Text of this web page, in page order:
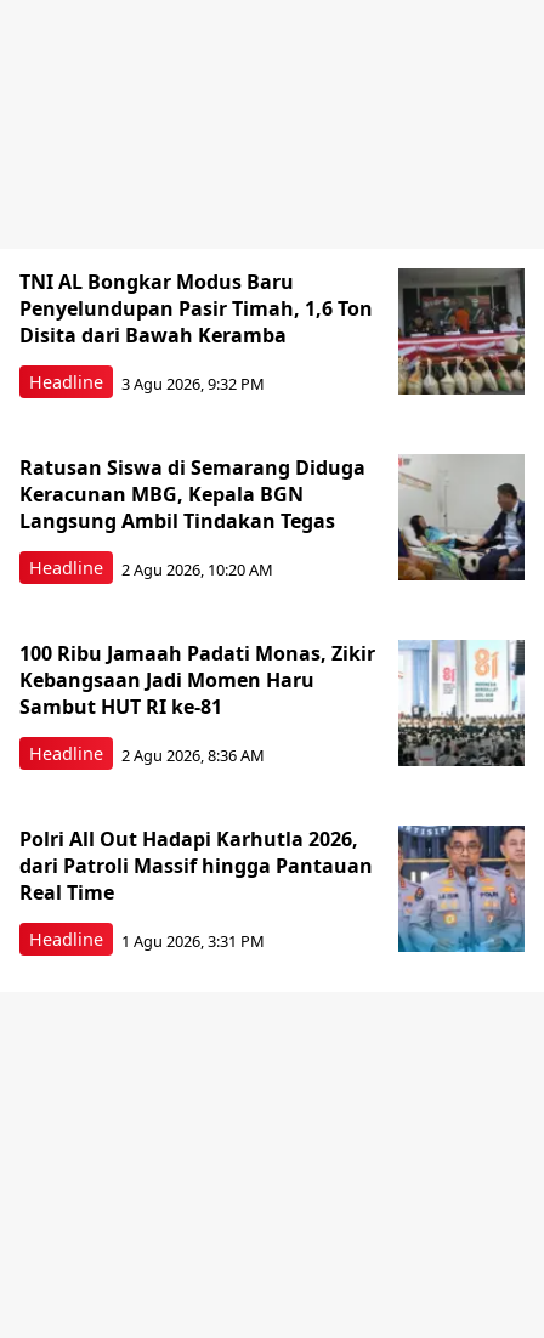
Headline
TNI AL Bongkar Modus Baru
Penyelundupan Pasir Timah, 1,6 Ton
Disita dari Bawah Keramba
3 Agu 2026, 9:32 PM
Headline
Ratusan Siswa di Semarang Diduga
Keracunan MBG, Kepala BGN
Langsung Ambil Tindakan Tegas
2 Agu 2026, 10:20 AM
Headline
100 Ribu Jamaah Padati Monas, Zikir
Kebangsaan Jadi Momen Haru
Sambut HUT RI ke-81
2 Agu 2026, 8:36 AM
Headline
Polri All Out Hadapi Karhutla 2026,
dari Patroli Massif hingga Pantauan
Real Time
1 Agu 2026, 3:31 PM